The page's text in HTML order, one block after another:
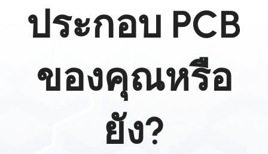
ประกอบ PCB
ของคุณหรือ
ยัง?